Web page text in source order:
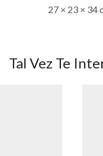
27 × 23 × 34
Tal Vez Te